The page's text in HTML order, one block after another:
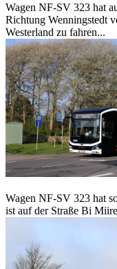
Wagen NF-SV 323 hat
Richtung Wenningstedt
Westerland zu fahren...
Wagen NF-SV 323 hat
ist auf der Straße Bi